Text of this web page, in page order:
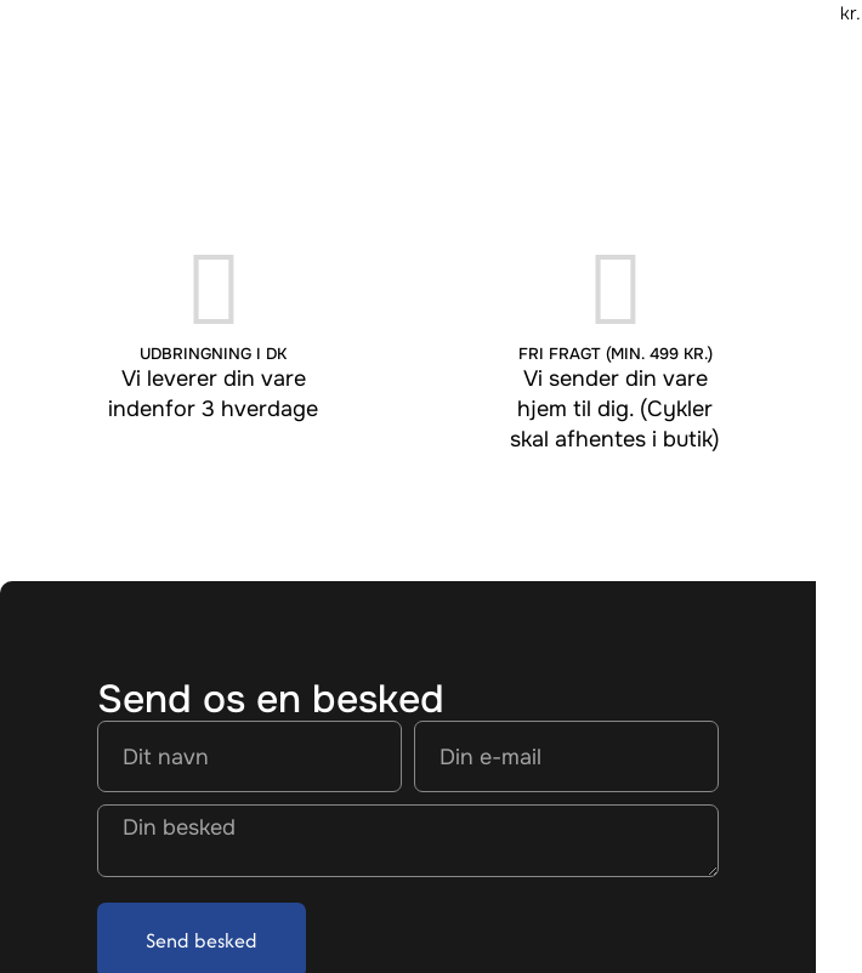
kr.
UDBRINGNING I DK
Vi leverer din vare
indenfor 3 hverdage
FRI FRAGT (MIN. 499 KR.)
Vi sender din vare
hjem til dig. (Cykler
skal afhentes i butik)
Send os en besked
Send besked